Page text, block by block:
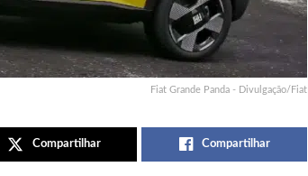
Fiat Grande Panda - Divulgação/Fiat
Compartilhar Compartilhar